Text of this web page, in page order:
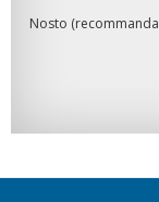
Nosto